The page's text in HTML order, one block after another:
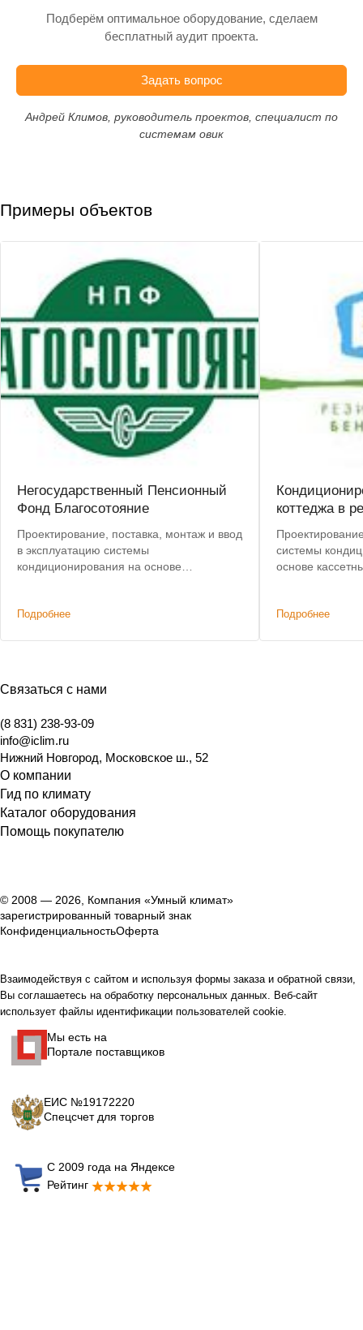
Подберём оптимальное оборудование, сделаем
бесплатный аудит проекта.
Задать вопрос
Андрей Климов, руководитель проектов, специалист по
системам овик
Примеры объектов
Негосударственный Пенсионный
Фонд Благосотояние
Проектирование, поставка, монтаж и ввод
в эксплуатацию системы
кондиционирования на основе
Подробнее
коттеджа в
системы
основе
Подробнее
Связаться с нами
(8 831) 238-93-09
info@iclim.ru
Нижний Новгород, Московское ш., 52
О компании
Гид по климату
Каталог оборудования
Помощь покупателю
© 2008 — 2026, Компания «Умный климат»
зарегистрированный товарный знак
КонфиденциальностьОферта
Взаимодействуя с сайтом и используя формы заказа и обратной связи,
Вы соглашаетесь на обработку персональных данных. Веб-сайт
использует файлы идентификации пользователей cookie.
Мы есть на
Портале поставщиков
ЕИС №19172220
Спецсчет для торгов
С 2009 года на Яндексе
Рейтинг